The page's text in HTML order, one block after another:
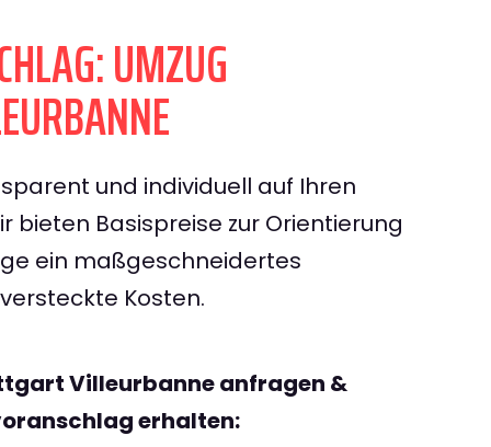
UMZUG
und individuell auf Ihren
bieten Basispreise zur Orientierung
ein maßgeschneidertes
Kosten.
Villeurbanne anfragen &
erhalten: